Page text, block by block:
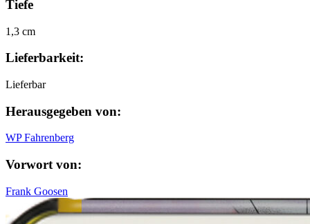
Tiefe
1,3 cm
Lieferbarkeit:
Lieferbar
Herausgegeben von:
WP Fahrenberg
Vorwort von:
Frank Goosen